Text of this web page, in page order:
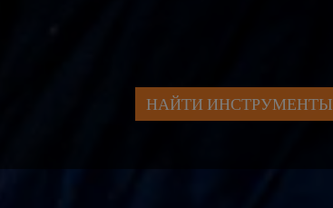
НАЙТИ ИНСТРУМЕНТЫ